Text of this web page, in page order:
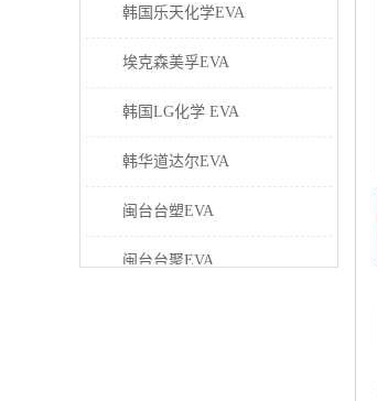
韩国乐天化学EVA
埃克森美孚EVA
韩国LG化学 EVA
韩华道达尔EVA
闽台台塑EVA
闽台台聚EVA